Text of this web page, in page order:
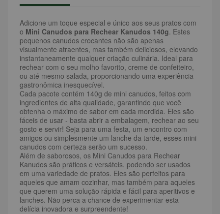
Adicione um toque especial e único aos seus pratos com
o Mini Canudos para Rechear Kanudos 140g. Estes
pequenos canudos crocantes não são apenas
visualmente atraentes, mas também deliciosos, elevando
instantaneamente qualquer criação culinária. Ideal para
rechear com o seu molho favorito, creme de confeiteiro,
ou até mesmo salada, proporcionando uma experiência
gastronômica inesquecível.
Cada pacote contém 140g de mini canudos, feitos com
ingredientes de alta qualidade, garantindo que você
obtenha o máximo de sabor em cada mordida. Eles são
fáceis de usar - basta abrir a embalagem, rechear ao seu
gosto e servir! Seja para uma festa, um encontro com
amigos ou simplesmente um lanche da tarde, esses mini
canudos com certeza serão um sucesso.
Além de saborosos, os Mini Canudos para Rechear
Kanudos são práticos e versáteis, podendo ser usados
em uma variedade de pratos. Eles são perfeitos para
aqueles que amam cozinhar, mas também para aqueles
que querem uma solução rápida e fácil para aperitivos e
lanches. Não perca a chance de experimentar esta
delícia inovadora e surpreendente!